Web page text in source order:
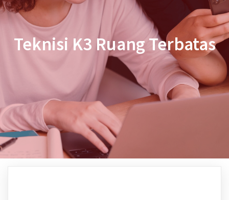
Teknisi K3 Ruang Terbatas